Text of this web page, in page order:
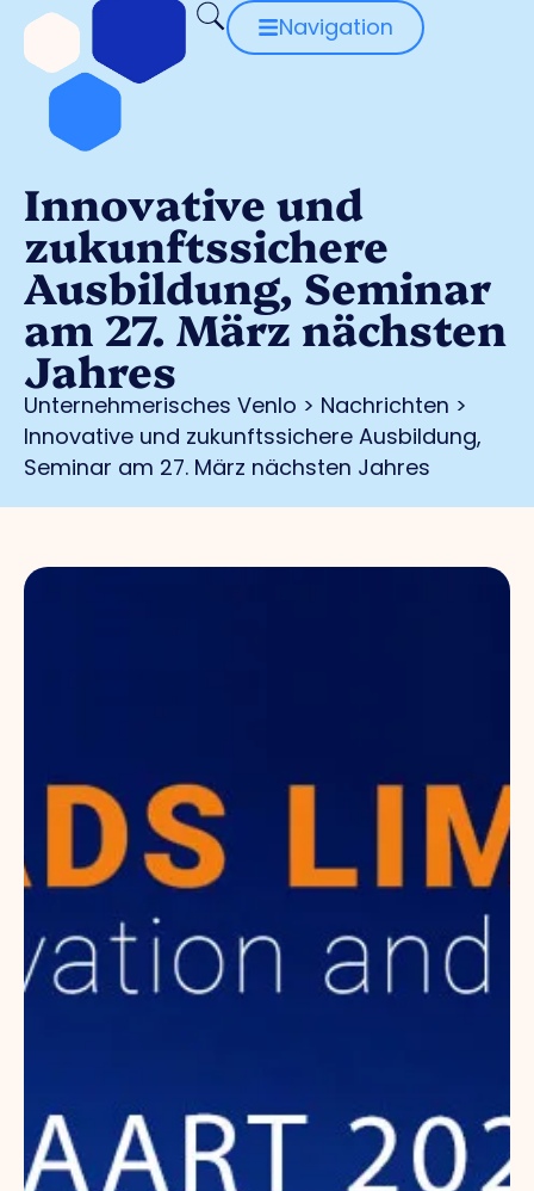
Navigation
Innovative und
zukunftssichere
Ausbildung, Seminar
am 27. März nächsten
Jahres
Unternehmerisches Venlo > Nachrichten >
Innovative und zukunftssichere Ausbildung,
Seminar am 27. März nächsten Jahres